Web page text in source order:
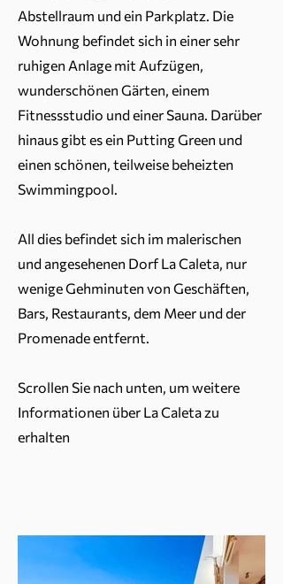
Abstellraum und ein Parkplatz. Die
Wohnung befindet sich in einer sehr
ruhigen Anlage mit Aufzügen,
wunderschönen Gärten, einem
Fitnessstudio und einer Sauna. Darüber
hinaus gibt es ein Putting Green und
einen schönen, teilweise beheizten
Swimmingpool.
All dies befindet sich im malerischen
und angesehenen Dorf La Caleta, nur
wenige Gehminuten von Geschäften,
Bars, Restaurants, dem Meer und der
Promenade entfernt.
Scrollen Sie nach unten, um weitere
Informationen über La Caleta zu
erhalten